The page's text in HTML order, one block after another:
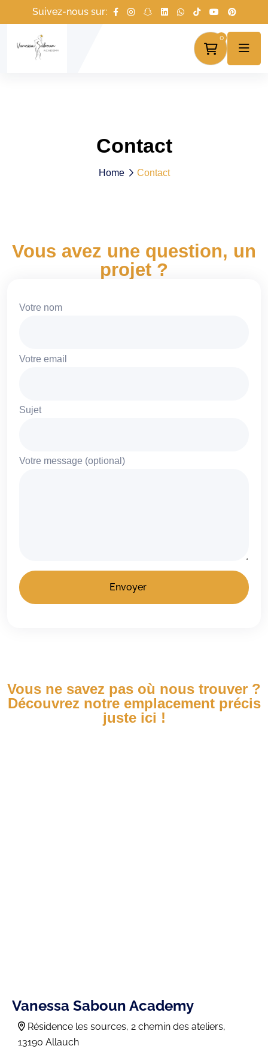
Suivez-nous sur:
0
Contact
Home Contact
Vous avez une question, un
projet ?
Votre nom
Votre email
Sujet
Votre message (optional)
Vous ne savez pas où nous trouver ?
Découvrez notre emplacement précis
juste ici !
Vanessa Saboun Academy
Résidence les sources, 2 chemin des ateliers,
13190 Allauch